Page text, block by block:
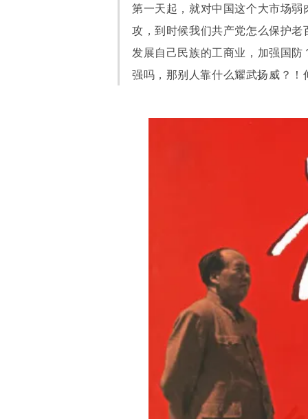
第一天起，就对中国这个大市场
攻，到时候我们共产党怎么保护
发展自己民族的工商业，加强国
强吗，那别人靠什么耀武扬威？